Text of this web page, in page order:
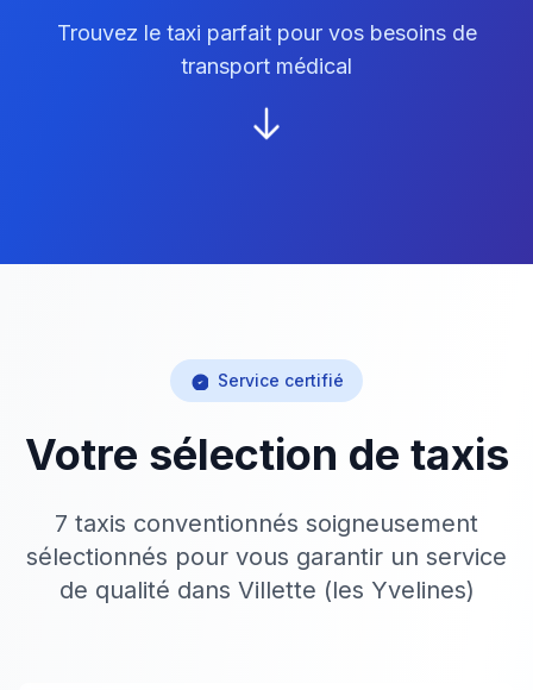
Trouvez le taxi parfait pour vos besoins de
transport médical
Service certifié
Votre sélection de taxis
7 taxis conventionnés soigneusement
sélectionnés pour vous garantir un service
de qualité dans Villette (les Yvelines)